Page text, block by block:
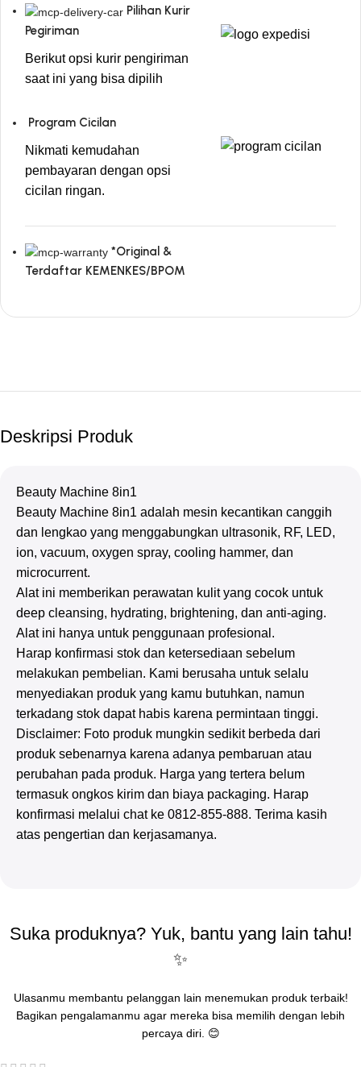
Pilihan Kurir
Pegiriman
Berikut opsi kurir pengiriman
saat ini yang bisa dipilih
Program Cicilan
Nikmati kemudahan
pembayaran dengan opsi
cicilan ringan.
*Original &
Terdaftar KEMENKES/BPOM
Deskripsi Produk
Beauty Machine 8in1
Beauty Machine 8in1 adalah mesin kecantikan canggih
dan lengkao yang menggabungkan ultrasonik, RF, LED,
ion, vacuum, oxygen spray, cooling hammer, dan
microcurrent.
Alat ini memberikan perawatan kulit yang cocok untuk
deep cleansing, hydrating, brightening, dan anti-aging.
Alat ini hanya untuk penggunaan profesional.
Harap konfirmasi stok dan ketersediaan sebelum
melakukan pembelian. Kami berusaha untuk selalu
menyediakan produk yang kamu butuhkan, namun
terkadang stok dapat habis karena permintaan tinggi.
Disclaimer: Foto produk mungkin sedikit berbeda dari
produk sebenarnya karena adanya pembaruan atau
perubahan pada produk. Harga yang tertera belum
termasuk ongkos kirim dan biaya packaging. Harap
konfirmasi melalui chat ke 0812-855-888. Terima kasih
atas pengertian dan kerjasamanya.
Suka produknya? Yuk, bantu yang lain tahu!
✨
Ulasanmu membantu pelanggan lain menemukan produk terbaik!
Bagikan pengalamanmu agar mereka bisa memilih dengan lebih
percaya diri. 😊